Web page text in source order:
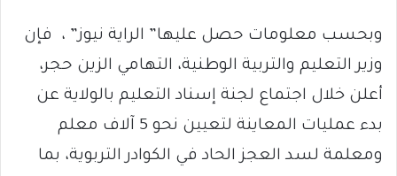
وبحسب معلومات حصل عليها” الراية نيوز” ، فإن
وزير التعليم والتربية الوطنية، التهامي الزين حجر،
أعلن خلال اجتماع لجنة إسناد التعليم بالولاية عن
بدء عمليات المعاينة لتعيين نحو 5 آلاف معلم
ومعلمة لسد العجز الحاد في الكوادر التربوية، بما